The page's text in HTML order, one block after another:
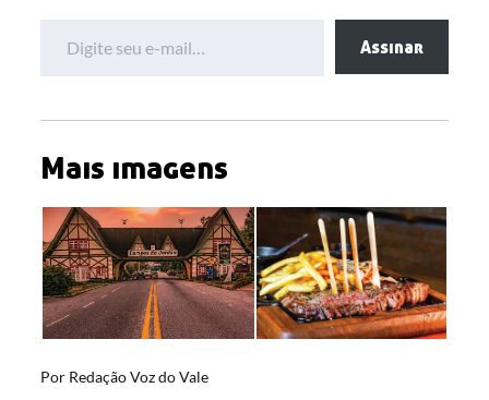
Assinar
Mais imagens
Por Redação Voz do Vale